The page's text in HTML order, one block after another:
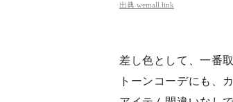
出典 wemall.link
差し色として、一番
トーンコーデにも、